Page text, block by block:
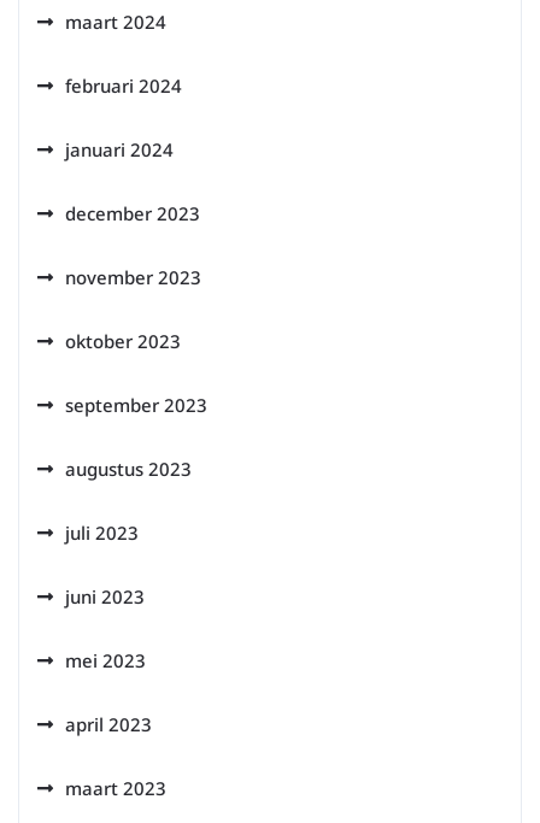
maart 2024
februari 2024
januari 2024
december 2023
november 2023
oktober 2023
september 2023
augustus 2023
juli 2023
juni 2023
mei 2023
april 2023
maart 2023